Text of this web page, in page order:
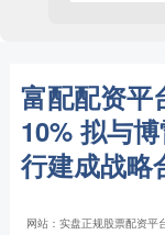
富配配资平
10% 拟与
行建成战略
网站：实盘正规股票配资平